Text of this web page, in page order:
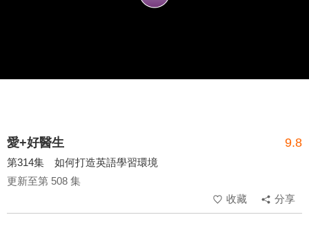
愛+好醫生 9.8
第314集 如何打造英語學習環境
更新至第 508 集
收藏
分享